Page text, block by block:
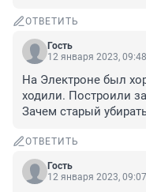
ОТВЕТИТЬ
Гость
12 января 2023, 09:48
На Электроне был
ходили. Построили
Зачем старый
ОТВЕТИТЬ
Гость
12 января 2023, 09:07